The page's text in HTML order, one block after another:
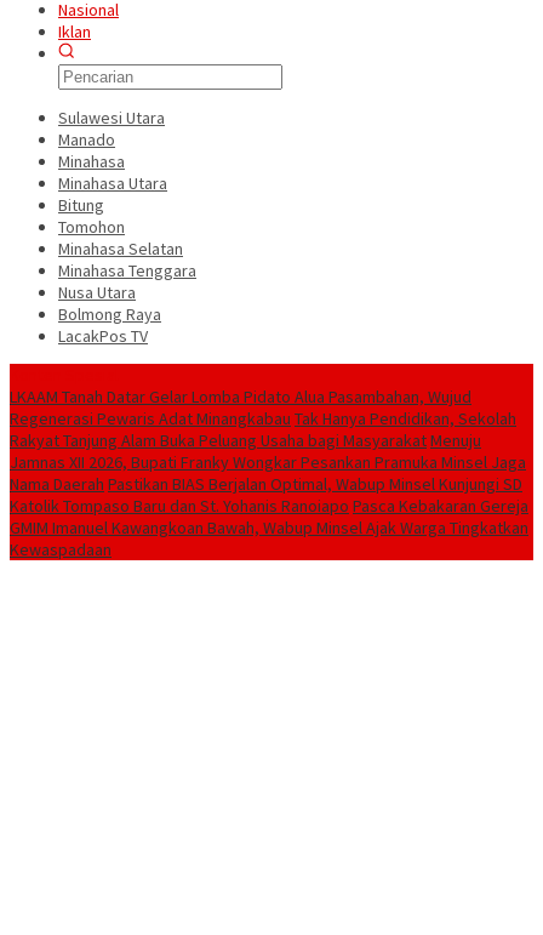
Nasional
Iklan
Sulawesi Utara
Manado
Minahasa
Minahasa Utara
Bitung
Tomohon
Minahasa Selatan
Minahasa Tenggara
Nusa Utara
Bolmong Raya
LacakPos TV
LKAAM Tanah Datar Gelar Lomba Pidato Alua Pasambahan, Wujud
Regenerasi Pewaris Adat Minangkabau Tak Hanya Pendidikan, Sekolah
Rakyat Tanjung Alam Buka Peluang Usaha bagi MasyarakatMenuju
Jamnas XII 2026, Bupati Franky Wongkar Pesankan Pramuka Minsel Jaga
Nama Daerah Pastikan BIAS Berjalan Optimal, Wabup Minsel Kunjungi SD
Katolik Tompaso Baru dan St. Yohanis Ranoiapo Pasca Kebakaran Gereja
GMIM Imanuel Kawangkoan Bawah, Wabup Minsel Ajak Warga Tingkatkan
Kewaspadaan